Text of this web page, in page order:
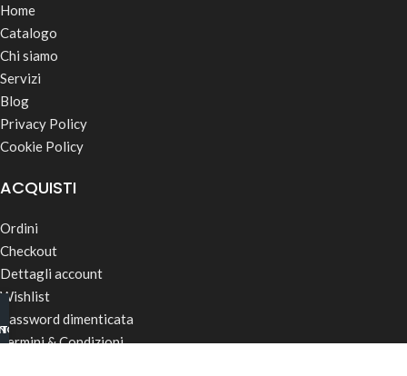
Home
Catalogo
Chi siamo
Servizi
Blog
Privacy Policy
Cookie Policy
ACQUISTI
Ordini
Checkout
Dettagli account
Wishlist
Password dimenticata
Termini & Condizioni
B2B